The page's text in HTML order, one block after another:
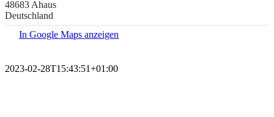
48683 Ahaus
Deutschland
In Google Maps anzeigen
2023-02-28T15:43:51+01:00